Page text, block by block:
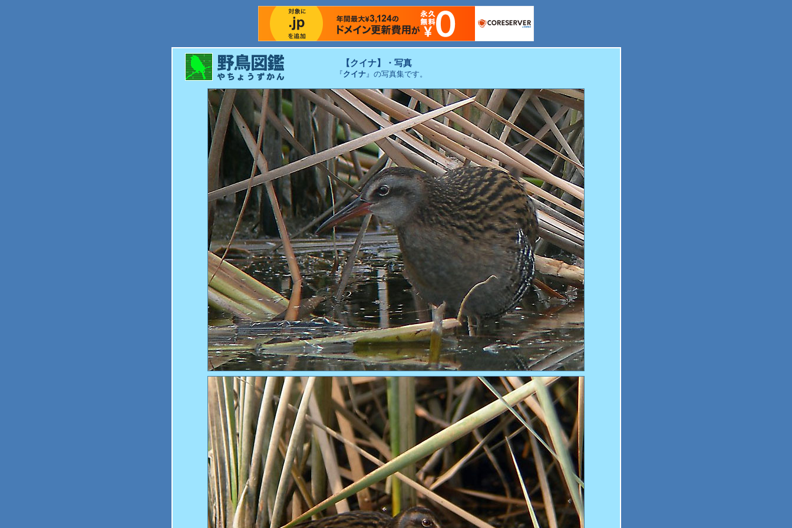
【クイナ】・写真
『 クイナ』の写真集です。